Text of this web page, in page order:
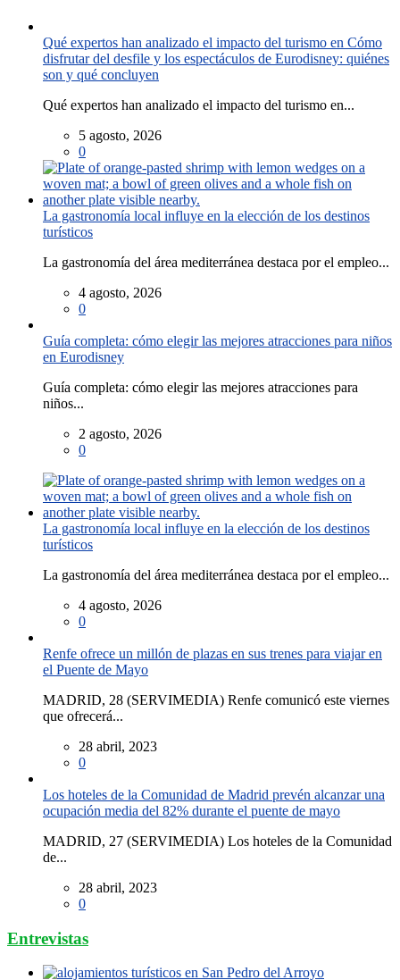
Qué expertos han analizado el impacto del turismo en Cómo
disfrutar del desfile y los espectáculos de Eurodisney: quiénes
son y qué concluyen
Qué expertos han analizado el impacto del turismo en...
5 agosto, 2026
0
La gastronomía local influye en la elección de los destinos
turísticos
La gastronomía del área mediterránea destaca por el empleo...
4 agosto, 2026
0
Guía completa: cómo elegir las mejores atracciones para niños
en Eurodisney
Guía completa: cómo elegir las mejores atracciones para
niños...
2 agosto, 2026
0
La gastronomía local influye en la elección de los destinos
turísticos
La gastronomía del área mediterránea destaca por el empleo...
4 agosto, 2026
0
Renfe ofrece un millón de plazas en sus trenes para viajar en
el Puente de Mayo
MADRID, 28 (SERVIMEDIA) Renfe comunicó este viernes
que ofrecerá...
28 abril, 2023
0
Los hoteles de la Comunidad de Madrid prevén alcanzar una
ocupación media del 82% durante el puente de mayo
MADRID, 27 (SERVIMEDIA) Los hoteles de la Comunidad
de...
28 abril, 2023
0
Entrevistas